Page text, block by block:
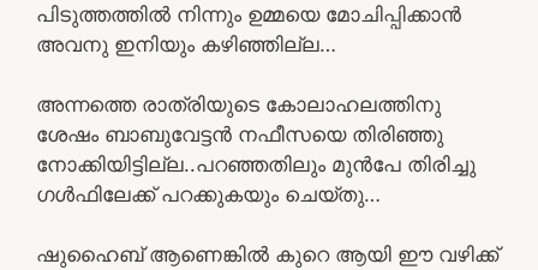
പിടുത്തത്തിൽ നിന്നും ഉമ്മയെ മോചിപ്പിക്കാൻ
അവനു ഇനിയും കഴിഞ്ഞില്ല…
അന്നത്തെ രാത്രിയുടെ കോലാഹലത്തിനു
ശേഷം ബാബുവേട്ടൻ നഫീസയെ തിരിഞ്ഞു
നോക്കിയിട്ടില്ല..പറഞ്ഞതിലും മുൻപേ തിരിച്ചു
ഗൾഫിലേക്ക് പറക്കുകയും ചെയ്തു…
ഷുഹൈബ് ആണെങ്കിൽ കുറെ ആയി ഈ വഴിക്ക്